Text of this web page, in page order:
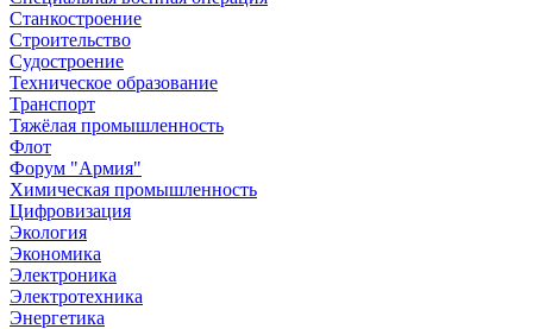
Станкостроение
Строительство
Судостроение
Техническое образование
Транспорт
Тяжёлая промышленность
Флот
Форум "Армия"
Химическая промышленность
Цифровизация
Экология
Экономика
Электроника
Электротехника
Энергетика